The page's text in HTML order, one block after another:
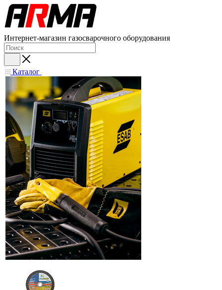
Интернет-магазин газосварочного оборудования
Каталог